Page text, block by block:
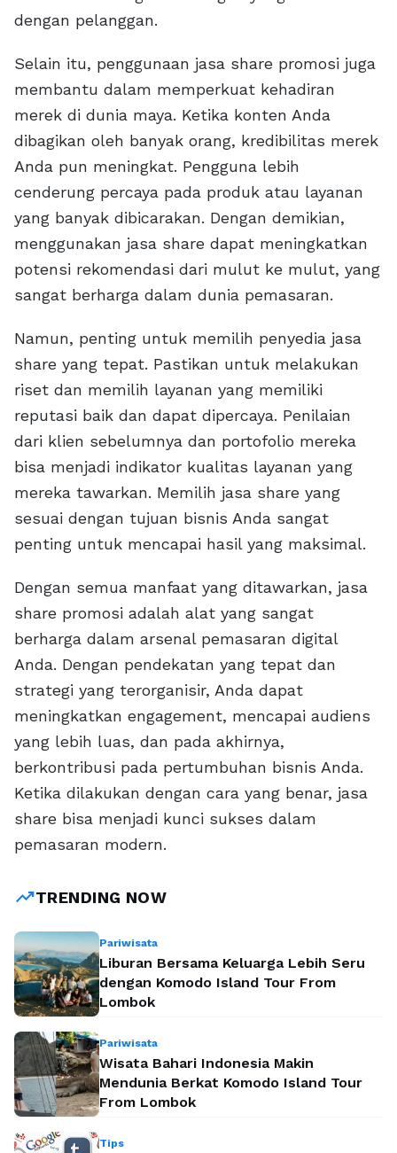
dengan pelanggan.
Selain itu, penggunaan jasa share promosi juga
membantu dalam memperkuat kehadiran
merek di dunia maya. Ketika konten Anda
dibagikan oleh banyak orang, kredibilitas merek
Anda pun meningkat. Pengguna lebih
cenderung percaya pada produk atau layanan
yang banyak dibicarakan. Dengan demikian,
menggunakan jasa share dapat meningkatkan
potensi rekomendasi dari mulut ke mulut, yang
sangat berharga dalam dunia pemasaran.
Namun, penting untuk memilih penyedia jasa
share yang tepat. Pastikan untuk melakukan
riset dan memilih layanan yang memiliki
reputasi baik dan dapat dipercaya. Penilaian
dari klien sebelumnya dan portofolio mereka
bisa menjadi indikator kualitas layanan yang
mereka tawarkan. Memilih jasa share yang
sesuai dengan tujuan bisnis Anda sangat
penting untuk mencapai hasil yang maksimal.
Dengan semua manfaat yang ditawarkan, jasa
share promosi adalah alat yang sangat
berharga dalam arsenal pemasaran digital
Anda. Dengan pendekatan yang tepat dan
strategi yang terorganisir, Anda dapat
meningkatkan engagement, mencapai audiens
yang lebih luas, dan pada akhirnya,
berkontribusi pada pertumbuhan bisnis Anda.
Ketika dilakukan dengan cara yang benar, jasa
share bisa menjadi kunci sukses dalam
pemasaran modern.
trending_upTRENDING NOW
Pariwisata
Liburan Bersama Keluarga Lebih Seru
dengan Komodo Island Tour From
Lombok
Pariwisata
Wisata Bahari Indonesia Makin
Mendunia Berkat Komodo Island Tour
From Lombok
Tips